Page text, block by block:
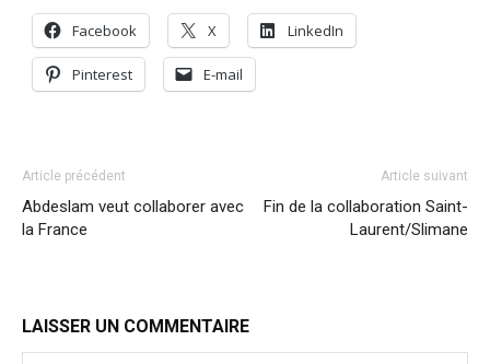
Facebook X LinkedIn
Pinterest E-mail
Article précédent
Abdeslam veut collaborer avec
la France
Article suivant
Fin de la collaboration Saint-
Laurent/Slimane
LAISSER UN COMMENTAIRE